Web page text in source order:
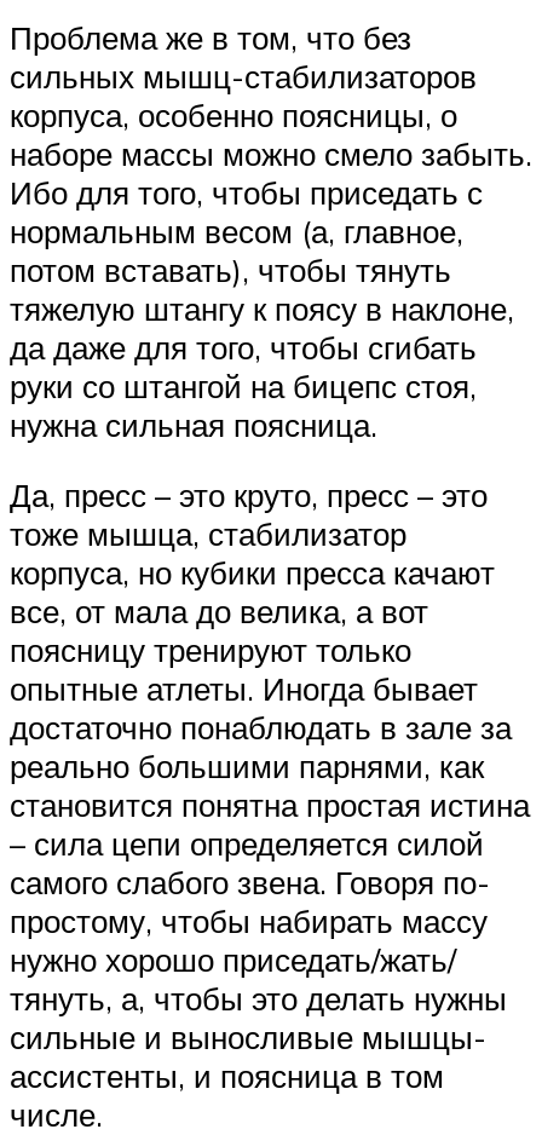
Проблема же в том, что без
сильных мышц-стабилизаторов
корпуса, особенно поясницы, о
наборе массы можно смело забыть.
Ибо для того, чтобы приседать с
нормальным весом (а, главное,
потом вставать), чтобы тянуть
тяжелую штангу к поясу в наклоне,
да даже для того, чтобы сгибать
руки со штангой на бицепс стоя,
нужна сильная поясница.
Да, пресс – это круто, пресс – это
тоже мышца, стабилизатор
корпуса, но кубики пресса качают
все, от мала до велика, а вот
поясницу тренируют только
опытные атлеты. Иногда бывает
достаточно понаблюдать в зале за
реально большими парнями, как
становится понятна простая истина
– сила цепи определяется силой
самого слабого звена. Говоря по-
простому, чтобы набирать массу
нужно хорошо приседать/жать/
тянуть, а, чтобы это делать нужны
сильные и выносливые мышцы-
ассистенты, и поясница в том
числе.